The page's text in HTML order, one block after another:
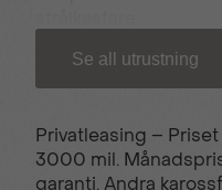
Alcantaraklädsel
Apple carplay
Se all utrustning
Privatleasing –
3000 mil.
garanti. Andra